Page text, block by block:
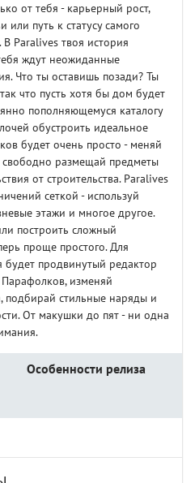
от тебя - карьерный рост,
или путь к статусу самого
В Paralives твоя история
ждут неожиданные
Что ты оставишь позади? Ты
что пусть хотя бы дом будет
пополняющемуся каталогу
обустроить идеальное
будет очень просто - меняй
размещай предметы
от строительства. Paralives
сеткой - используй
этажи и многое другое.
построить сложный
проще простого. Для
будет продвинутый редактор
Парафолков, изменяй
подбирай стильные наряды и
От макушки до пят - ни одна
Особенности релиза